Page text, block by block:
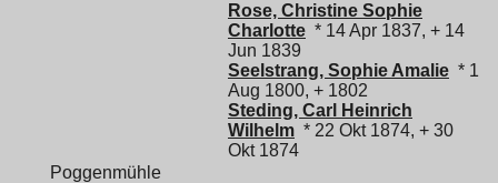
Rose, Christine Sophie
Charlotte * 14 Apr 1837, + 14
Jun 1839
Seelstrang, Sophie Amalie * 1
Aug 1800, + 1802
Steding, Carl Heinrich
Wilhelm * 22 Okt 1874, + 30
Okt 1874
Poggenmühle